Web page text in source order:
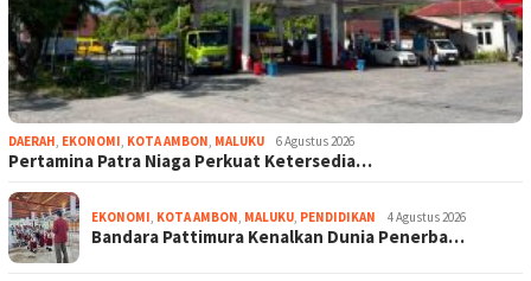
DAERAH EKONOMI KOTA AMBON MALUKU 6 Agustus 2026
Pertamina Patra Niaga Perkuat Ketersedia…
EKONOMI KOTA AMBON MALUKU PENDIDIKAN 4 Agustus 2026
Bandara Pattimura Kenalkan Dunia Penerba…